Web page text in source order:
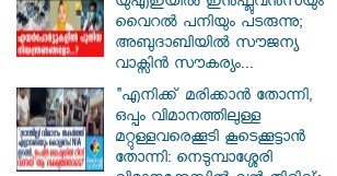
വൈറൽ പനിയും പടരുന്നു;
അബുദാബിയിൽ സൗജന്യ
വാക്സിൻ സൗകര്യം...
"എനിക്ക് മരിക്കാൻ തോന്നി,
ഒപ്പം വിമാനത്തിലുള്ള
മറ്റുള്ളവരെക്കൂടി കൂടെക്കൂട്ടാൻ
തോന്നി: നെടുമ്പാശ്ശേരി